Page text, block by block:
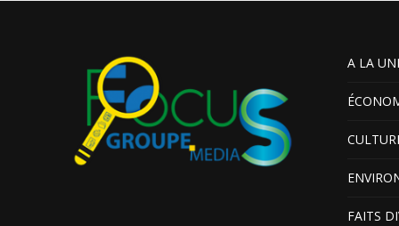
A LA
FAITS